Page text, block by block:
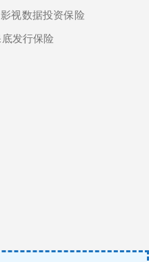
视数据投资保险
发行保险